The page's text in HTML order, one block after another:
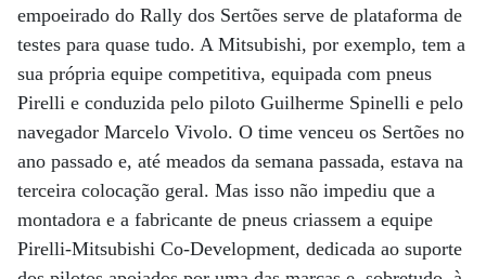
empoeirado do Rally dos Sertões serve de plataforma de
testes para quase tudo. A Mitsubishi, por exemplo, tem a
sua própria equipe competitiva, equipada com pneus
Pirelli e conduzida pelo piloto Guilherme Spinelli e pelo
navegador Marcelo Vivolo. O time venceu os Sertões no
ano passado e, até meados da semana passada, estava na
terceira colocação geral. Mas isso não impediu que a
montadora e a fabricante de pneus criassem a equipe
Pirelli-Mitsubishi Co-Development, dedicada ao suporte